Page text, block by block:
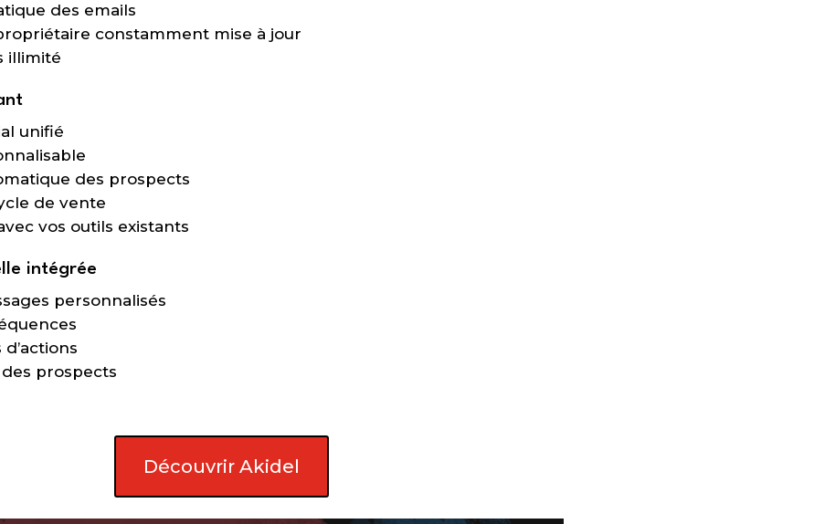
des emails
constamment mise à jour
illimité
unifié
des prospects
de vente
vos outils existants
intégrée
personnalisés
prospects
Découvrir Akidel